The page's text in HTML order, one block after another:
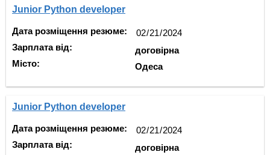
Junior Python developer
Дата розміщення резюме:
Зарплата від:
Місто:
договірна
Одеса
Junior Python developer
Дата розміщення резюме:
Зарплата від:
договірна